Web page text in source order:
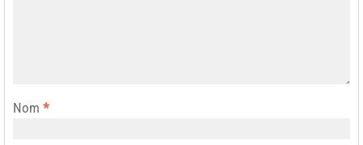
Nom *